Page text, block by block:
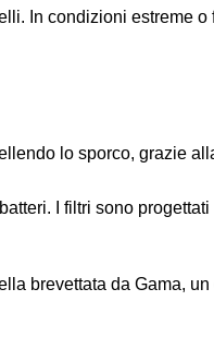
In condizioni estreme o
lo sporco, grazie
I filtri sono
brevettata da Gama,